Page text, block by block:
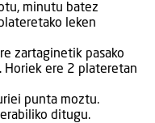
minutu batez
leken
zartaginetik pasako
ere 2 plateretan
punta moztu.
ditugu.